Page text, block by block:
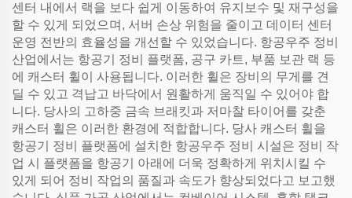
센터 내에서 랙을 보다 쉽게 이동하여 유지보수 및 재구성을
할 수 있게 되었으며, 서버 손상 위험을 줄이고 데이터 센터
운영 전반의 효율성을 개선할 수 있었습니다. 항공우주 정비
산업에서는 항공기 정비 플랫폼, 공구 카트, 부품 보관 랙 등
에 캐스터 휠이 사용됩니다. 이러한 휠은 장비의 무게를 견
딜 수 있고 격납고 바닥에서 원활하게 움직일 수 있어야 합
니다. 당사의 고하중 금속 브래킷과 저마찰 타이어를 갖춘
캐스터 휠은 이러한 환경에 적합합니다. 당사 캐스터 휠을
항공기 정비 플랫폼에 설치한 항공우주 정비 시설은 정비 작
업 시 플랫폼을 항공기 아래에 더욱 정확하게 위치시킬 수
있게 되어 정비 작업의 품질과 속도가 향상되었다고 보고했